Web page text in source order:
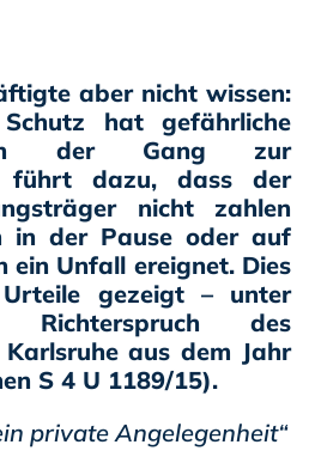
aber nicht wissen:
hat gefährliche
der Gang zur
führt dazu, dass der
nicht zahlen
in der Pause oder auf
ein Unfall ereignet. Dies
gezeigt – unter
des
aus dem Jahr
S 4 U 1189/15).
private Angelegenheit“